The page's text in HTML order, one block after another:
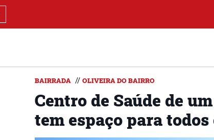
BAIRRADA // OLIVEIRA DO BAIRRO
Centro de Saúde de
tem espaço para